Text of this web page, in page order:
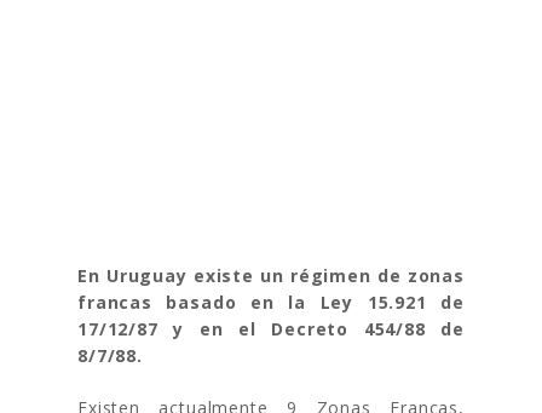
En Uruguay existe un régimen de zonas
francas basado en la Ley 15.921 de
17/12/87 y en el Decreto 454/88 de
8/7/88.
Existen actualmente 9 Zonas Francas,